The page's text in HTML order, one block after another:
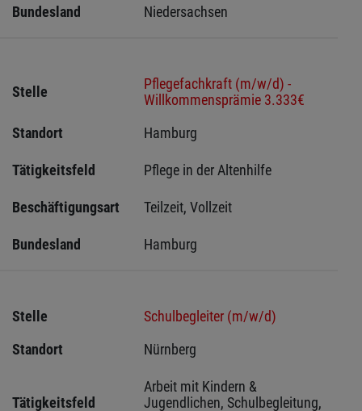
Bundesland Niedersachsen
Stelle
Pflegefachkraft (m/w/d) -
Willkommensprämie 3.333€
Standort
Hamburg
Tätigkeitsfeld Pflege in der Altenhilfe
Beschäftigungsart Teilzeit, Vollzeit
Bundesland Hamburg
Stelle
Schulbegleiter (m/w/d)
Standort
Nürnberg
Tätigkeitsfeld
Arbeit mit Kindern &
Jugendlichen, Schulbegleitung,